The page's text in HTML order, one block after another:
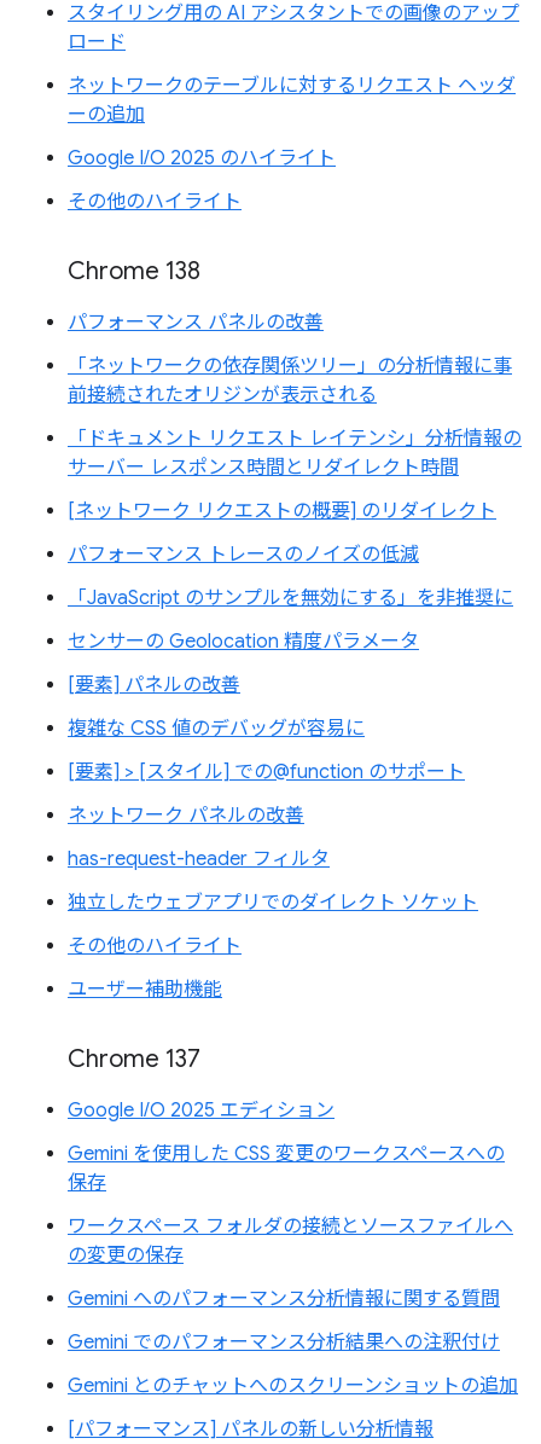
スタイリング用の AI アシスタントでの画像のアップ
ロード
ネットワークのテーブルに対するリクエスト ヘッダ
ーの追加
Google I/O 2025 のハイライト
その他のハイライト
Chrome 138
パフォーマンス パネルの改善
「ネットワークの依存関係ツリー」の分析情報に事
前接続されたオリジンが表示される
「ドキュメント リクエスト レイテンシ」分析情報の
サーバー レスポンス時間とリダイレクト時間
[ネットワーク リクエストの概要] のリダイレクト
パフォーマンス トレースのノイズの低減
「JavaScript のサンプルを無効にする」を非推奨に
センサーの Geolocation 精度パラメータ
[要素] パネルの改善
複雑な CSS 値のデバッグが容易に
[要素] > [スタイル] での@function のサポート
ネットワーク パネルの改善
has-request-header フィルタ
独立したウェブアプリでのダイレクト ソケット
その他のハイライト
ユーザー補助機能
Chrome 137
Google I/O 2025 エディション
Gemini を使用した CSS 変更のワークスペースへの
保存
ワークスペース フォルダの接続とソースファイルへ
の変更の保存
Gemini へのパフォーマンス分析情報に関する質問
Gemini でのパフォーマンス分析結果への注釈付け
Gemini とのチャットへのスクリーンショットの追加
[パフォーマンス] パネルの新しい分析情報